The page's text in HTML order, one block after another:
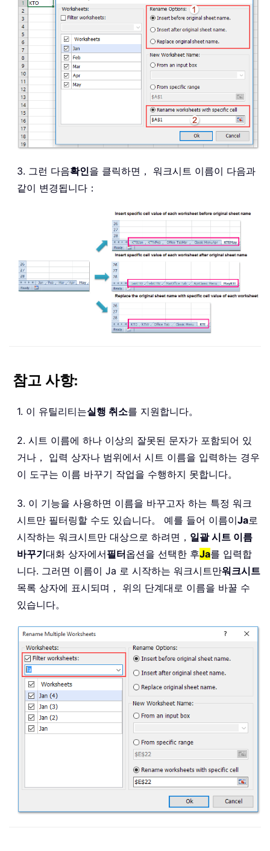
3. 그런 다음확인을 클릭하면， 워크시트 이름이 다음과
같이 변경됩니다：
참고 사항:
1. 이 유틸리티는실행 취소를 지원합니다。
2. 시트 이름에 하나 이상의 잘못된 문자가 포함되어 있
거나， 입력 상자나 범위에서 시트 이름을 입력하는 경우
이 도구는 이름 바꾸기 작업을 수행하지 못합니다。
3. 이 기능을 사용하면 이름을 바꾸고자 하는 특정 워크
시트만 필터링할 수도 있습니다。 예를 들어 이름이Ja로
시작하는 워크시트만 대상으로 하려면， 일괄 시트 이름
바꾸기대화 상자에서필터옵션을 선택한 후Ja를 입력합
니다. 그러면 이름이 Ja 로 시작하는 워크시트만워크시트
목록 상자에 표시되며， 위의 단계대로 이름을 바꿀 수
있습니다。